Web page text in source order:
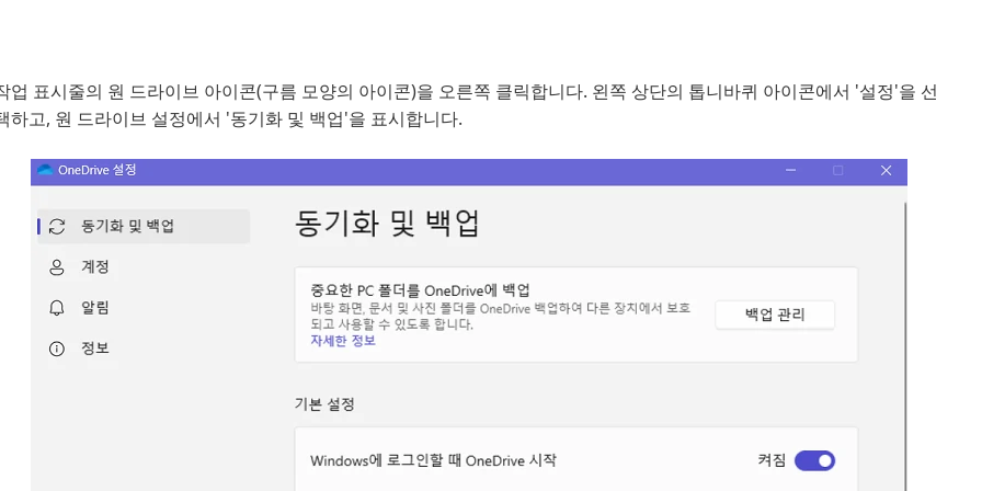
업 표시줄의 원 드라이브 아이콘(구름 모양의 아이콘)을 오른쪽 클릭합니다. 왼쪽 상단의 톱니바퀴 아이콘에서 '설정'을 선
하고, 원 드라이브 설정에서 '동기화 및 백업'을 표시합니다.